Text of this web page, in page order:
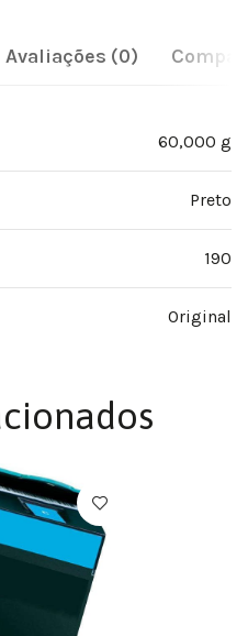
Avaliações (0)
60,000 g
Preto
190
Original